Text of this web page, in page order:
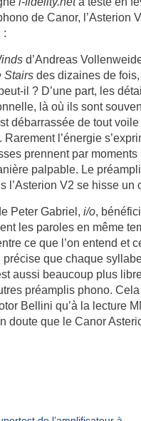
de Canor, l’Asterion
:
d’Andreas
Stairs des dizaines de
il ? D’une part, les
là où ils sont
débarrassée de tout
Rarement l’énergie
prennent par
palpable. Le
l’Asterion V2 se hisse un
Peter Gabriel, i/o,
les paroles en même
ce que l’on entend et
précise que chaque
aussi beaucoup plus
préamplis phono.
Bellini qu’à la lecture
doute que le Canor